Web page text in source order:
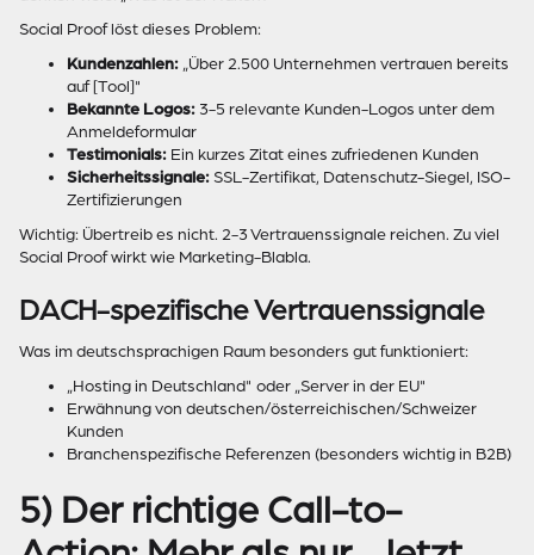
Social Proof löst dieses Problem:
Kundenzahlen: „Über 2.500 Unternehmen vertrauen bereits
auf [Tool]"
Bekannte Logos: 3-5 relevante Kunden-Logos unter dem
Anmeldeformular
Testimonials: Ein kurzes Zitat eines zufriedenen Kunden
Sicherheitssignale: SSL-Zertifikat, Datenschutz-Siegel, ISO-
Zertifizierungen
Wichtig: Übertreib es nicht. 2-3 Vertrauenssignale reichen. Zu viel
Social Proof wirkt wie Marketing-Blabla.
DACH-spezifische Vertrauenssignale
Was im deutschsprachigen Raum besonders gut funktioniert:
„Hosting in Deutschland" oder „Server in der EU"
Erwähnung von deutschen/österreichischen/Schweizer
Kunden
Branchenspezifische Referenzen (besonders wichtig in B2B)
5) Der richtige Call-to-